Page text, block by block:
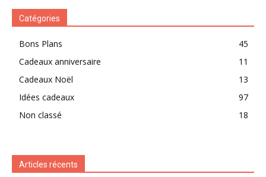
Catégories
Bons Plans
45
Cadeaux anniversaire
11
Cadeaux Noël
13
Idées cadeaux
97
Non classé
18
Articles récents